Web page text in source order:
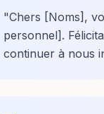
"Chers [Noms],
personnel].
continuer à nous